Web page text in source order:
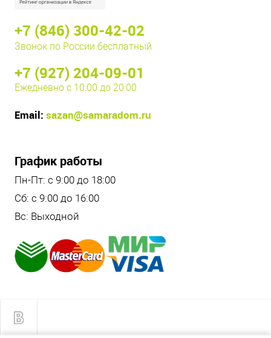
+7 (846) 300-42-02
Звонок по России бесплатный
+7 (927) 204-09-01
Ежедневно с 10:00 до 20:00
Email: sazan@samaradom.ru
График работы
Пн-Пт: с 9:00 до 18:00
Сб: с 9:00 до 16:00
Вс: Выходной